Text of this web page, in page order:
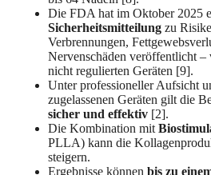
Die FDA hat im Oktober 2025
Sicherheitsmitteilung zu
Verbrennungen,
Nervenschäden veröffentlicht –
nicht regulierten Geräten [9].
Unter professioneller Aufsicht
zugelassenen Geräten gilt die
sicher und effektiv [2].
Die Kombination mit
PLLA) kann die
steigern.
Ergebnisse können bis zu